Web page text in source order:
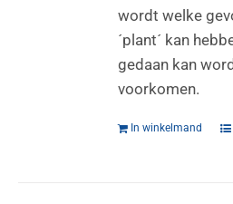
wordt welke
´plant´ kan
gedaan kan
voorkomen.
In winkelmand